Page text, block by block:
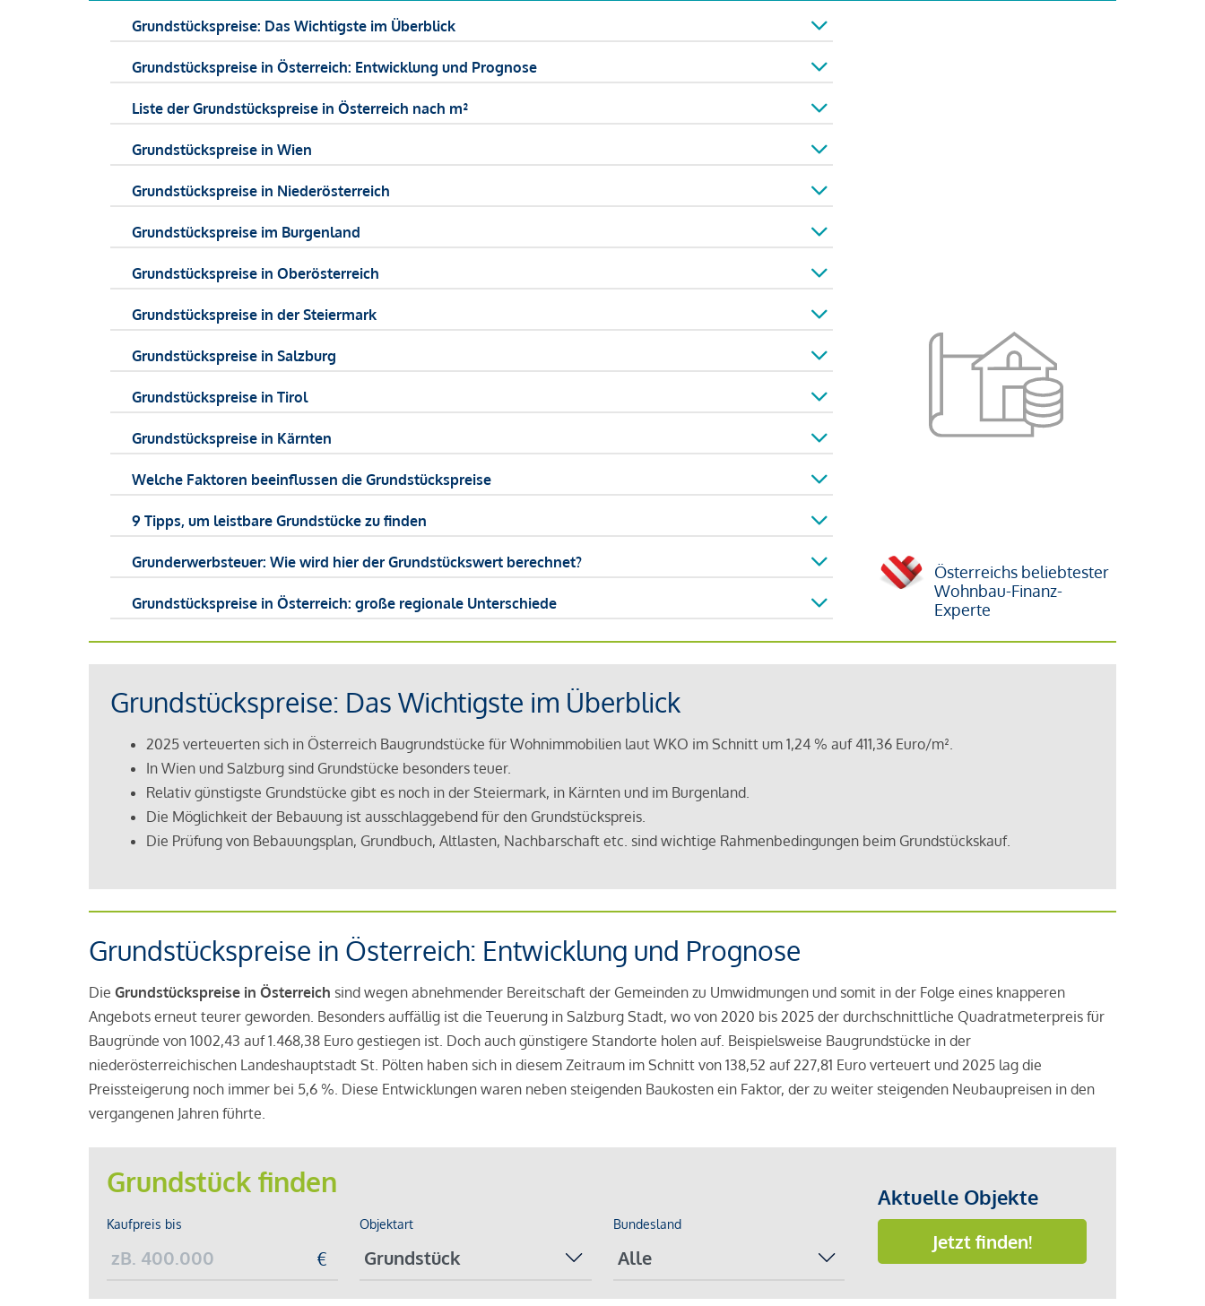
Grundstückspreise: Das Wichtigste im Überblick
Grundstückspreise in Österreich: Entwicklung und Prognose
Liste der Grundstückspreise in Österreich nach m²
Grundstückspreise in Wien
Grundstückspreise in Niederösterreich
Grundstückspreise im Burgenland
Grundstückspreise in Oberösterreich
Grundstückspreise in der Steiermark
Grundstückspreise in Salzburg
Grundstückspreise in Tirol
Grundstückspreise in Kärnten
Welche Faktoren beeinflussen die Grundstückspreise
9 Tipps, um leistbare Grundstücke zu finden
Grunderwerbsteuer: Wie wird hier der Grundstückswert berechnet?
Grundstückspreise in Österreich: große regionale Unterschiede
Österreichs beliebtester
Wohnbau-Finanz-
Experte
Grundstückspreise: Das Wichtigste im Überblick
2025 verteuerten sich in Österreich Baugrundstücke für Wohnimmobilien laut WKO im Schnitt um 1,24 % auf 411,36 Euro/m².
In Wien und Salzburg sind Grundstücke besonders teuer.
Relativ günstigste Grundstücke gibt es noch in der Steiermark, in Kärnten und im Burgenland.
Die Möglichkeit der Bebauung ist ausschlaggebend für den Grundstückspreis.
Die Prüfung von Bebauungsplan, Grundbuch, Altlasten, Nachbarschaft etc. sind wichtige Rahmenbedingungen beim Grundstückskauf.
Grundstückspreise in Österreich: Entwicklung und Prognose
Die Grundstückspreise in Österreich sind wegen abnehmender Bereitschaft der Gemeinden zu Umwidmungen und somit in der Folge eines knapperen
Angebots erneut teurer geworden. Besonders auffällig ist die Teuerung in Salzburg Stadt, wo von 2020 bis 2025 der durchschnittliche Quadratmeterpreis für
Baugründe von 1002,43 auf 1.468,38 Euro gestiegen ist. Doch auch günstigere Standorte holen auf. Beispielsweise Baugrundstücke in der
niederösterreichischen Landeshauptstadt St. Pölten haben sich in diesem Zeitraum im Schnitt von 138,52 auf 227,81 Euro verteuert und 2025 lag die
Preissteigerung noch immer bei 5,6 %. Diese Entwicklungen waren neben steigenden Baukosten ein Faktor, der zu weiter steigenden Neubaupreisen in den
vergangenen Jahren führte.
Grundstück finden
Kaufpreis bis Objektart Bundesland
Aktuelle Objekte
Jetzt finden!